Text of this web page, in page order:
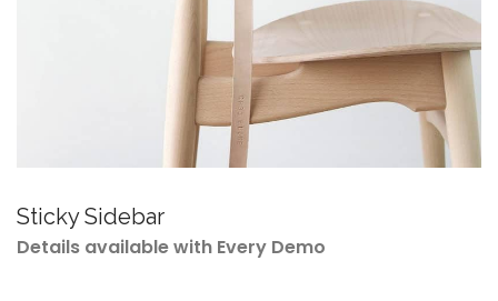
Sticky Sidebar
Details available with Every Demo